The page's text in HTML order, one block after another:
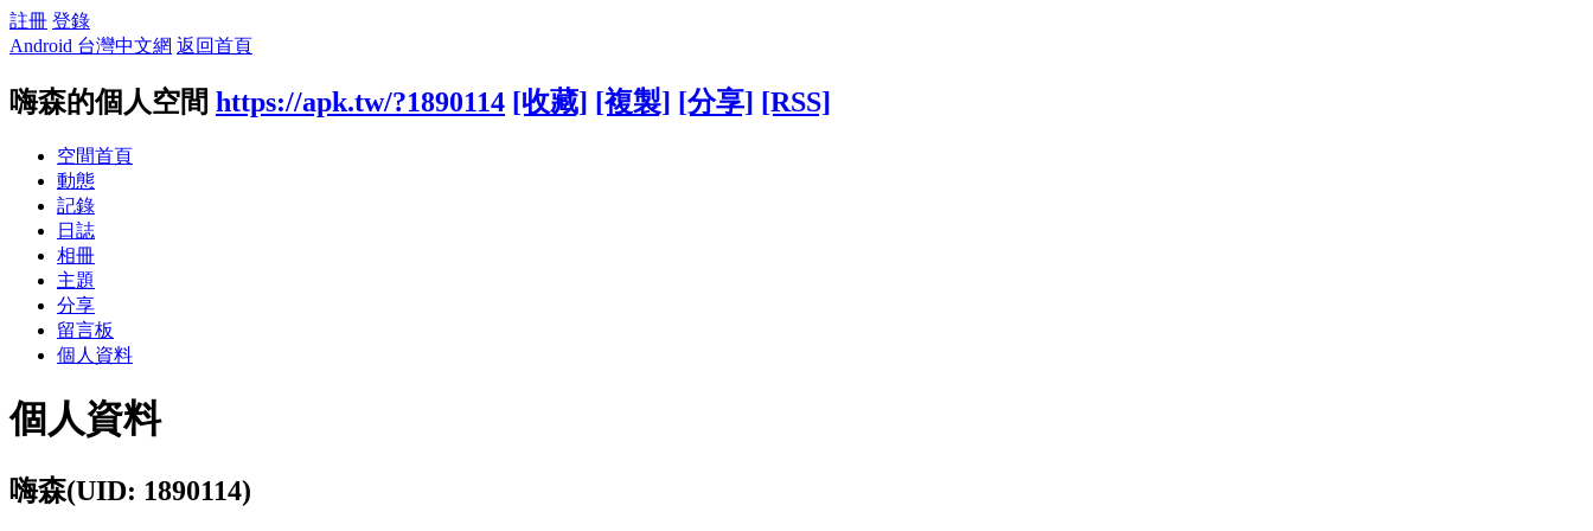
註冊 登錄
Android 台灣中文網 返回首頁
嗨森的個人空間 https://apk.tw/?1890114 [收藏] [複製] [分享] [RSS]
空間首頁
動態
記錄
日誌
相冊
主題
分享
留言板
個人資料
個人資料
嗨森(UID: 1890114)